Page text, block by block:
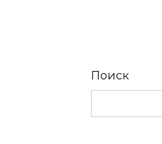
Поиск